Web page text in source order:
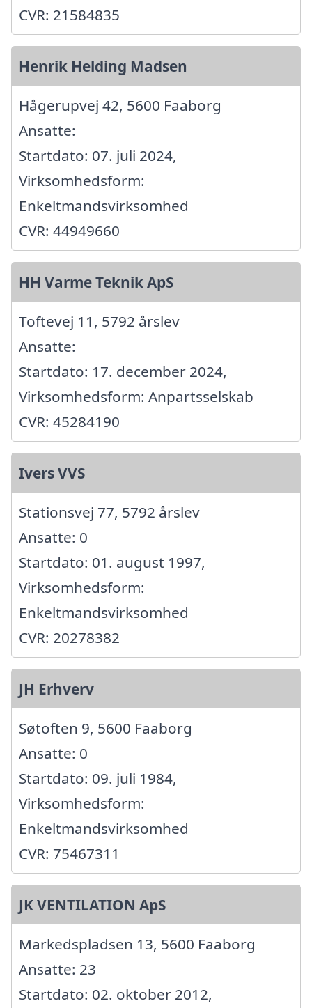
CVR: 21584835
Henrik Helding Madsen
Hågerupvej 42, 5600 Faaborg
Ansatte:
Startdato: 07. juli 2024,
Virksomhedsform:
Enkeltmandsvirksomhed
CVR: 44949660
HH Varme Teknik ApS
Toftevej 11, 5792 årslev
Ansatte:
Startdato: 17. december 2024,
Virksomhedsform: Anpartsselskab
CVR: 45284190
Ivers VVS
Stationsvej 77, 5792 årslev
Ansatte: 0
Startdato: 01. august 1997,
Virksomhedsform:
Enkeltmandsvirksomhed
CVR: 20278382
JH Erhverv
Søtoften 9, 5600 Faaborg
Ansatte: 0
Startdato: 09. juli 1984,
Virksomhedsform:
Enkeltmandsvirksomhed
CVR: 75467311
JK VENTILATION ApS
Markedspladsen 13, 5600 Faaborg
Ansatte: 23
Startdato: 02. oktober 2012,